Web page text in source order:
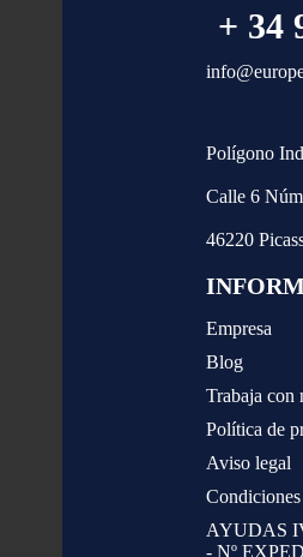
+ 34
Polígono
Calle 6
46220
Empresa
Blog
Trabaja con
Política de
Aviso legal
Condiciones
AYUDAS
- Nº